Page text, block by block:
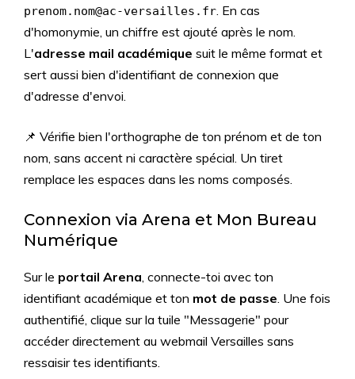
prenom.nom@ac-versailles.fr. En cas
d'homonymie, un chiffre est ajouté après le nom.
L'adresse mail académique suit le même format et
sert aussi bien d'identifiant de connexion que
d'adresse d'envoi.
📌 Vérifie bien l'orthographe de ton prénom et de ton
nom, sans accent ni caractère spécial. Un tiret
remplace les espaces dans les noms composés.
Connexion via Arena et Mon Bureau
Numérique
Sur le portail Arena, connecte-toi avec ton
identifiant académique et ton mot de passe. Une fois
authentifié, clique sur la tuile "Messagerie" pour
accéder directement au webmail Versailles sans
ressaisir tes identifiants.